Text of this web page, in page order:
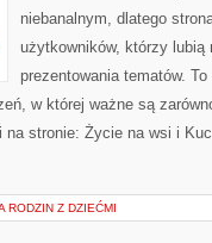
niebanalnym, dlatego
użytkowników, którzy lubią
prezentowania tematów.
w której ważne są
na stronie: Życie na wsi i
RODZIN Z DZIEĆMI